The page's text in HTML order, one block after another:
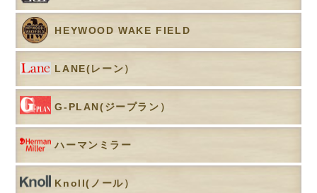
HEYWOOD WAKE FIELD
LANE(レーン）
G-PLAN(ジープラン）
ハーマンミラー
Knoll(ノール）